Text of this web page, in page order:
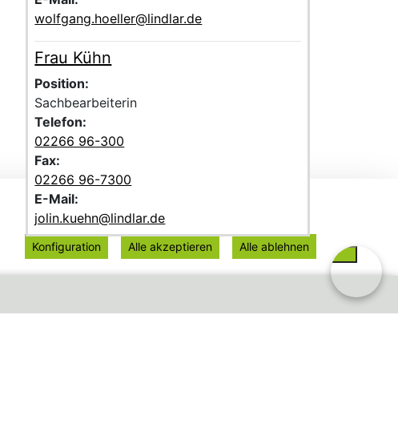
wolfgang.hoeller@lindlar.de
Beschreibung der zuständigen Kontaktperson Frau Kühn
Voller Name:
Frau Kühn
Position:
Sachbearbeiterin
Telefon:
02266 96-300
Fax:
02266 96-7300
E-Mail:
jolin.kuehn@lindlar.de
Konfiguration Alle akzeptieren Alle ablehnen